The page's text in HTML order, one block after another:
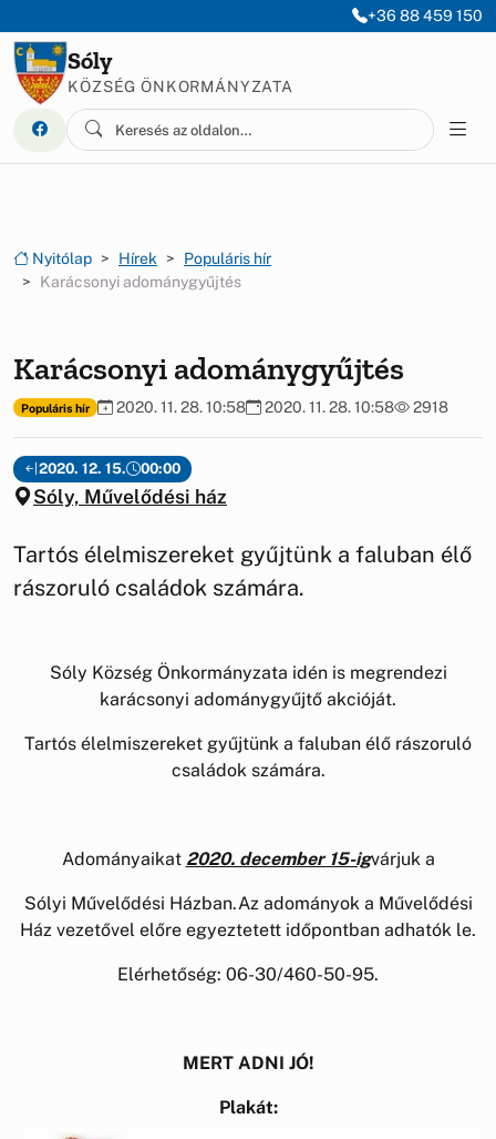
+36 88 459 150
Sóly
KÖZSÉG ÖNKORMÁNYZATA
Nyitólap Hírek
Populáris hír
Karácsonyi adománygyűjtés
Karácsonyi adománygyűjtés
Populáris hír 2020. 11. 28. 10:58 2020. 11. 28. 10:58 2918
2020. 12. 15. 00:00
Sóly, Művelődési ház
Tartós élelmiszereket gyűjtünk a faluban élő
rászoruló családok számára.
Sóly Község Önkormányzata idén is megrendezi
karácsonyi adománygyűjtő akcióját.
Tartós élelmiszereket gyűjtünk a faluban élő rászoruló
családok számára.
Adományaikat 2020. december 15-igvárjuk a
Sólyi Művelődési Házban.Az adományok a Művelődési
Ház vezetővel előre egyeztetett időpontban adhatók le.
Elérhetőség: 06-30/460-50-95.
MERT ADNI JÓ!
Plakát: